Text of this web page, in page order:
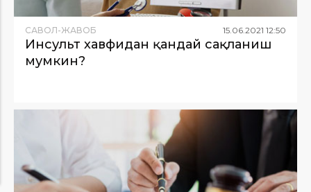
САВОЛ-ЖАВОБ 15.06.2021 12:50
Инсульт хавфидан қандай сақланиш
мумкин?